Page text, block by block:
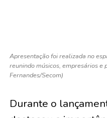
Apresentação foi realizada no
reunindo músicos, empresários e
Fernandes/Secom)
Durante o